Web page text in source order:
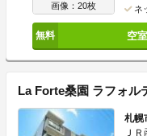
画像：20枚 ネ
空
La Forte桑園 ラフォル
札幌
Ｊ